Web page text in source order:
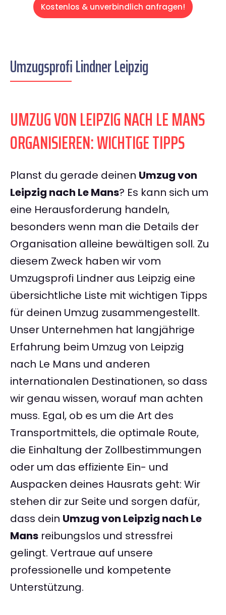
Kostenlos & unverbindlich anfragen!
Umzugsprofi Lindner Leipzig
UMZUG VON LEIPZIG NACH LE MANS
ORGANISIEREN: WICHTIGE TIPPS
Planst du gerade deinen Umzug von
Leipzig nach Le Mans? Es kann sich um
eine Herausforderung handeln,
besonders wenn man die Details der
Organisation alleine bewältigen soll. Zu
diesem Zweck haben wir vom
Umzugsprofi Lindner aus Leipzig eine
übersichtliche Liste mit wichtigen Tipps
für deinen Umzug zusammengestellt.
Unser Unternehmen hat langjährige
Erfahrung beim Umzug von Leipzig
nach Le Mans und anderen
internationalen Destinationen, so dass
wir genau wissen, worauf man achten
muss. Egal, ob es um die Art des
Transportmittels, die optimale Route,
die Einhaltung der Zollbestimmungen
oder um das effiziente Ein- und
Auspacken deines Hausrats geht: Wir
stehen dir zur Seite und sorgen dafür,
dass dein Umzug von Leipzig nach Le
Mans reibungslos und stressfrei
gelingt. Vertraue auf unsere
professionelle und kompetente
Unterstützung.